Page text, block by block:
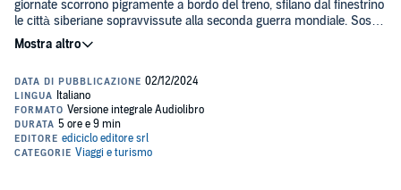
giornate scorrono pigramente a bordo del treno, sfilano dal finestrino
le città siberiane sopravvissute alla seconda guerra mondiale. Soste
di pochi giorni o poche ore diventano occasioni per entrare in
contatto con culture e tradizioni affascinanti. E gli incontri si
comunismo e sostenitori del nuovo ordine, un cuoco stagionale che
ha trovato lavoro a seimila chilometri da casa e un ex combattente
della prima guerra cecena.Giunti infine sul mar del Giappone non
resterà che tornare indietro riportando testimonianze, impressioni e
colori di un viaggio nel cuore e nella periferia del più grande paese
©2010 ediciclo editore srl (P)2010 ediciclo editore srl